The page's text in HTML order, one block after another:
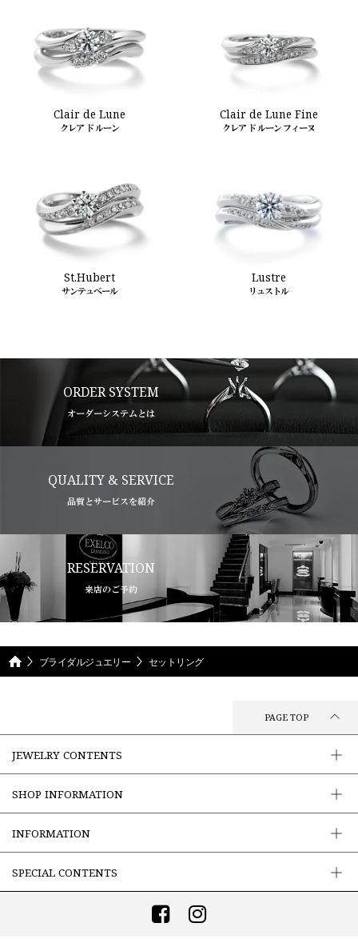
Clair de Lune
クレア ド ルーン
Clair de Lune Fine
クレア ド ルーン フィーヌ
St.Hubert
サンテュベール
Lustre
リュストル
ORDER SYSTEM
オーダーシステムとは
QUALITY & SERVICE
品質とサービスを紹介
RESERVATION
来店のご予約
ブライダルジュエリー セットリング
PAGE TOP
JEWELRY CONTENTS
SHOP INFORMATION
INFORMATION
SPECIAL CONTENTS